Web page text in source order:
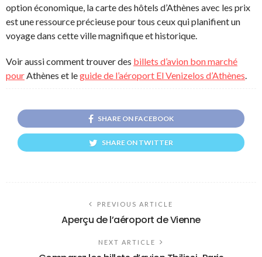
option économique, la carte des hôtels d’Athènes avec les prix
est une ressource précieuse pour tous ceux qui planifient un
voyage dans cette ville magnifique et historique.
Voir aussi comment trouver des billets d’avion bon marché
pourAthènes et leguide de l’aéroport El Venizelos d’Athènes.
SHARE ON FACEBOOK
SHARE ON TWITTER
PREVIOUS ARTICLE
Aperçu de l’aéroport de Vienne
NEXT ARTICLE